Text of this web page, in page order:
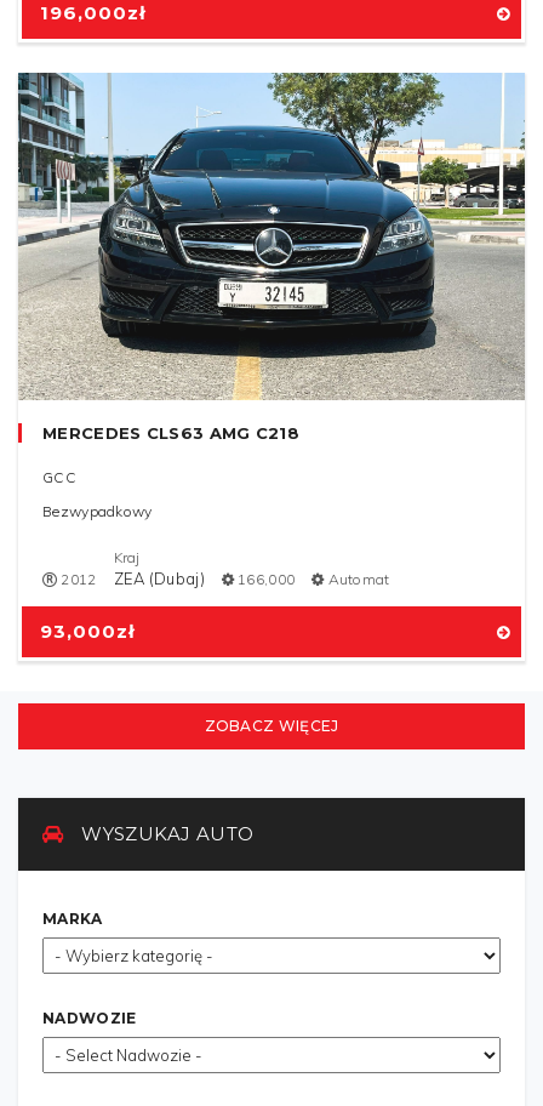
196,000zł
93,000zł
MERCEDES CLS63 AMG C218
GCC
Bezwypadkowy
2012
Kraj
ZEA (Dubaj) 166,000 Automat
ZOBACZ WIĘCEJ
WYSZUKAJ AUTO
MARKA
NADWOZIE